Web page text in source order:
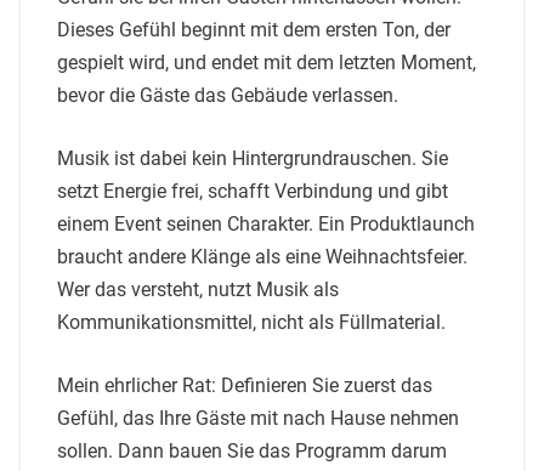
Dieses Gefühl beginnt mit dem ersten Ton, der
gespielt wird, und endet mit dem letzten Moment,
bevor die Gäste das Gebäude verlassen.
Musik ist dabei kein Hintergrundrauschen. Sie
setzt Energie frei, schafft Verbindung und gibt
einem Event seinen Charakter. Ein Produktlaunch
braucht andere Klänge als eine Weihnachtsfeier.
Wer das versteht, nutzt Musik als
Kommunikationsmittel, nicht als Füllmaterial.
Mein ehrlicher Rat: Definieren Sie zuerst das
Gefühl, das Ihre Gäste mit nach Hause nehmen
sollen. Dann bauen Sie das Programm darum